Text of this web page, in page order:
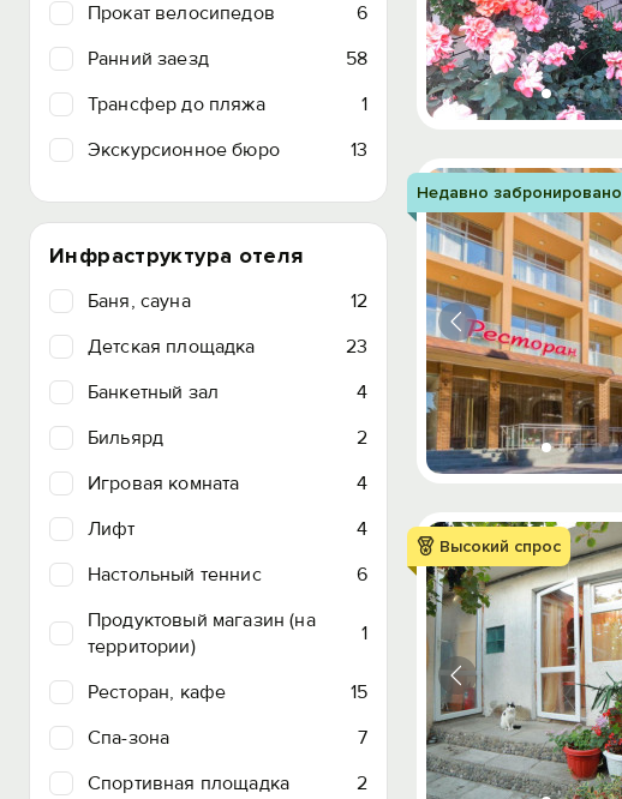
Прокат велосипедов
6
Ранний заезд
58
Трансфер до пляжа
1
Экскурсионное бюро
13
Инфраструктура отеля
Баня, сауна
12
Детская площадка
23
Банкетный зал
4
Бильярд
2
Игровая комната
4
Лифт
4
Настольный теннис
6
Продуктовый магазин (на
территории)
1
Ресторан, кафе
15
Спа-зона
7
Спортивная площадка
2
Недавно забронировано
Высокий спрос